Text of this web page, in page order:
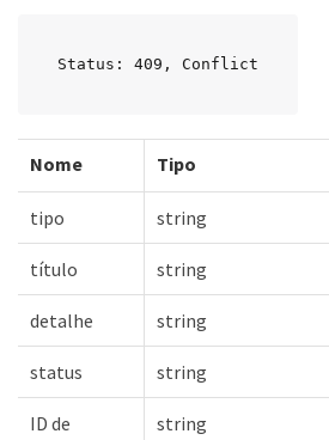
Status: 409, Conflict
Nome Tipo
tipo string
título string
detalhe string
status string
ID de string